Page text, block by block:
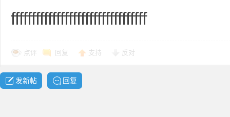
fffffffffffffffffffffffffffffffff
点评 回复 支持 反对
发新帖 回复